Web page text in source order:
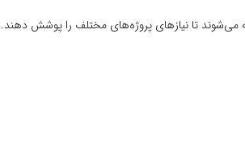
تا نیازهای پروژه‌های مختلف را پوشش دهند.